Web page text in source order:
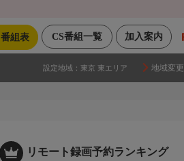
加入案内
CS番組一覧
番組表
設定地域： 東京 東エリア 地域変更
リモート録画予約ランキング